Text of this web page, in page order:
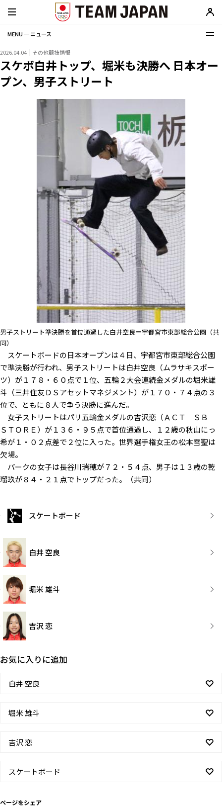
MENU ─ ニュース
2026.04.04 その他競技情報
スケボ白井トップ、堀米も決勝へ 日本オー
プン、男子ストリート
男子ストリート準決勝を首位通過した白井空良＝宇都宮市東部総合公園（共
同）
スケートボードの日本オープンは４日、宇都宮市東部総合公園
で準決勝が行われ、男子ストリートは白井空良（ムラサキスポー
ツ）が１７８・６０点で１位、五輪２大会連続金メダルの堀米雄
斗（三井住友ＤＳアセットマネジメント）が１７０・７４点の３
位で、ともに８人で争う決勝に進んだ。
女子ストリートはパリ五輪金メダルの吉沢恋（ＡＣＴ ＳＢ
ＳＴＯＲＥ）が１３６・９５点で首位通過し、１２歳の秋山にっ
希が１・０２点差で２位に入った。世界選手権女王の松本雪聖は
欠場。
パークの女子は長谷川瑞穂が７２・５４点、男子は１３歳の乾
瑠玖が８４・２１点でトップだった。（共同）
スケートボード
白井 空良
堀米 雄斗
吉沢 恋
お気に入りに追加
白井 空良
堀米 雄斗
吉沢 恋
スケートボード
ページをシェア